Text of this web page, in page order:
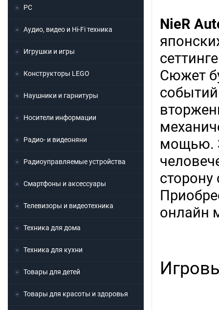
NieR
Сюжет
мощью.
онлайн
PC
Аудио, видео и Hi-Fi техника
Игрушки и игры
Конструкторы LEGO
Наушники и гарнитуры
Носители информации
Радио- и видеоняни
Радиоуправляемые устройства
Смартфоны и аксессуары
Телевизоры и видеотехника
Техника для дома
Техника для кухни
Товары для детей
Товары для красоты и здоровья